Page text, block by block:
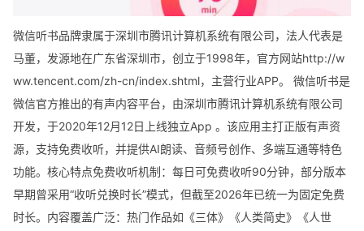
微信听书品牌隶属于深圳市腾讯计算机系统有限公司，法人代表是
马董，发源地在广东省深圳市，创立于1998年，官方网站http://w
ww.tencent.com/zh-cn/index.shtml，主营行业APP。 ‌微信听书‌是
微信官方推出的有声内容平台，由深圳市腾讯计算机系统有限公司
开发，于‌2020年12月12日‌上线独立App ‌。该应用主打正版有声资
源，支持免费收听，并提供AI朗读、音频号创作、多端互通等特色
功能。核心特点‌免费收听机制‌：每日可免费收听‌90分钟‌，部分版本
早期曾采用“收听兑换时长”模式，但截至2026年已统一为固定免费
时长。‌内容覆盖广泛‌：热门作品如《三体》《人类简史》《人世